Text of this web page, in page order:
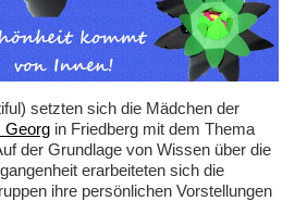
setzten sich die Mädchen der
Georg in Friedberg mit dem Thema
der Grundlage von Wissen über die
erarbeiteten sich die
ihre persönlichen Vorstellungen